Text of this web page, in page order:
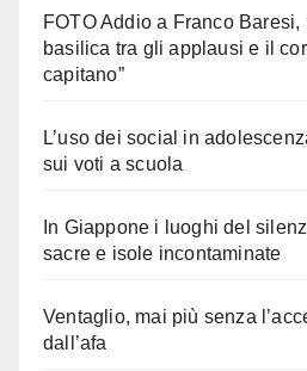
FOTO Addio a Franco
basilica tra gli applausi e il
capitano”
L’uso dei social in
sui voti a scuola
In Giappone i luoghi del
sacre e isole incontaminate
Ventaglio, mai più senza
dall’afa